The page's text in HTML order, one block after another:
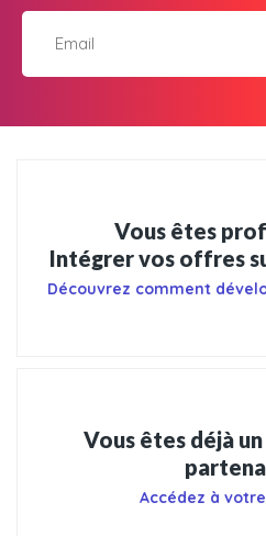
Vous êtes
Intégrer vos offres
Découvrez comment
Vous êtes déjà
Accédez à